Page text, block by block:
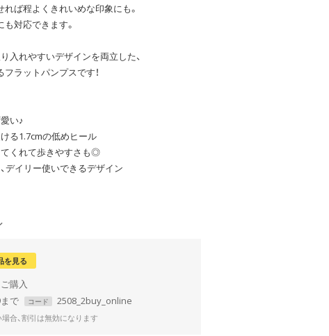
ば程よくきれいめな印象にも。
対応できます。
入れやすいデザインを両立した、
ラットパンプスです！
い♪
る1.7cmの低めヒール
てくれて歩きやすさも◎
デイリー使いできるデザイン
を見る
で コード 2508_2buy_online
合、割引は無効になります